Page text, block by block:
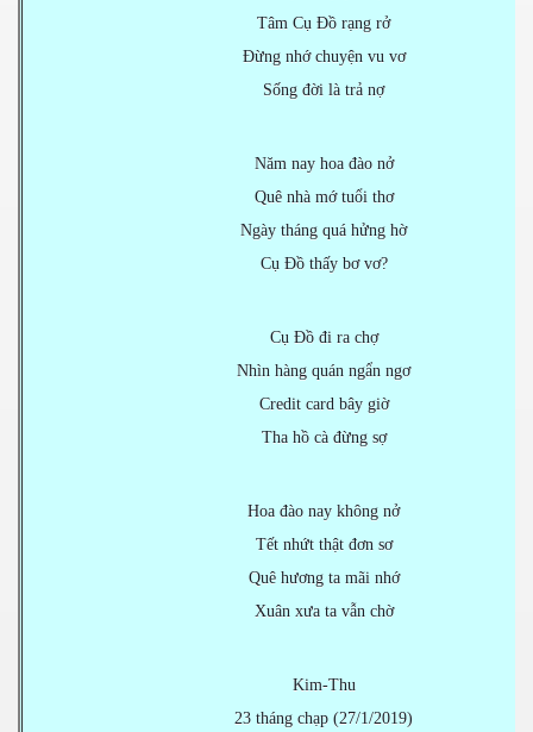
Tâm Cụ Đồ rạng rở
Đừng nhớ chuyện vu vơ
Sống đời là trả nợ
Năm nay hoa đào nở
Quê nhà mớ tuổi thơ
Ngày tháng quá hửng hờ
Cụ Đồ thấy bơ vơ?
Cụ Đồ đi ra chợ
Nhìn hàng quán ngẩn ngơ
Credit card bây giờ
Tha hồ cà đừng sợ
Hoa đào nay không nở
Tết nhứt thật đơn sơ
Quê hương ta mãi nhớ
Xuân xưa ta vẫn chờ
Kim-Thu
23 tháng chạp (27/1/2019)